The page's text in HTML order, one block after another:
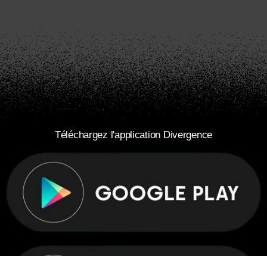
Téléchargez l'application Divergence